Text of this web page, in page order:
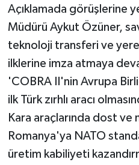
Açıklamada görüşlerine
Müdürü Aykut Özüner,
teknoloji transferi ve
ilklerine imza atmaya
'COBRA II'nin Avrupa
ilk Türk zırhlı aracı
Kara araçlarında dost ve
Romanya'ya NATO
üretim kabiliyeti